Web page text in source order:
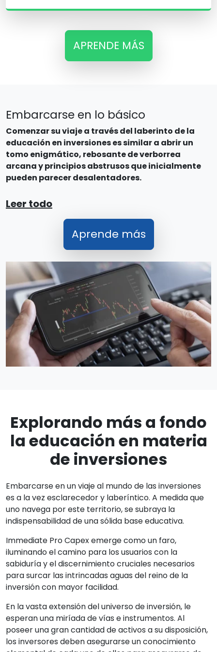
APRENDE MÁS
Embarcarse en lo básico
Comenzar su viaje a través del laberinto de la
educación en inversiones es similar a abrir un
tomo enigmático, rebosante de verborrea
arcana y principios abstrusos que inicialmente
pueden parecer desalentadores.
Leer todo
Aprende más
Explorando más a fondo
la educación en materia
de inversiones
Embarcarse en un viaje al mundo de las inversiones
es a la vez esclarecedor y laberíntico. A medida que
uno navega por este territorio, se subraya la
indispensabilidad de una sólida base educativa.
Immediate Pro Capex emerge como un faro,
iluminando el camino para los usuarios con la
sabiduría y el discernimiento cruciales necesarios
para surcar las intrincadas aguas del reino de la
inversión con mayor facilidad.
En la vasta extensión del universo de inversión, le
esperan una miríada de vías e instrumentos. Al
poseer una gran cantidad de activos a su disposición,
los inversores deben asegurarse un conocimiento